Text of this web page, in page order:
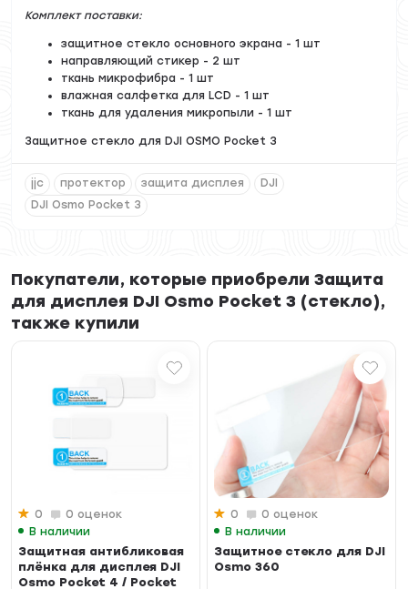
Комплект поставки:
защитное стекло основного экрана - 1 шт
направляющий стикер - 2 шт
ткань микрофибра - 1 шт
влажная салфетка для LCD - 1 шт
ткань для удаления микропыли - 1 шт
Защитное стекло для DJI OSMO Pocket 3
jjc протектор защита дисплея
DJI
DJI Osmo Pocket 3
Покупатели, которые приобрели Защита
для дисплея DJI Osmo Pocket 3 (стекло),
также купили
0
0 оценок
В наличии
Защитная антибликовая
плёнка для дисплея DJI
Osmo Pocket 4 / Pocket
0
0 оценок
В наличии
Защитное стекло для DJI
Osmo 360